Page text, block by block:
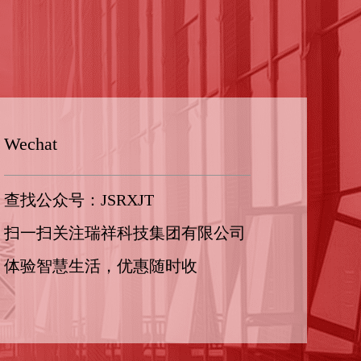
Wechat
查找公众号：JSRXJT
扫一扫关注瑞祥科技集团有限公司
体验智慧生活，优惠随时收